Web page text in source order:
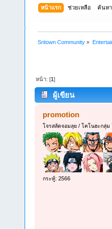
หน้าแรก ช่วยเหลือ ค้นหา
Sritown Community »
หน้า: [1]
ผู้เขียน
promotion
โจรสลัดจอมลุย / โคโนฮะกลุ่ม
กระทู้: 2566